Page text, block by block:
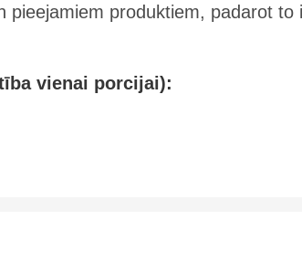
pieejamiem produktiem, padarot to
vienai porcijai):